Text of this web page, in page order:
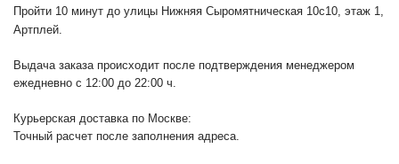
Пройти 10 минут до улицы Нижняя Сыромятническая 10с10, этаж 1,
Артплей.
Выдача заказа происходит после подтверждения менеджером
ежедневно с 12:00 до 22:00 ч.
Курьерская доставка по Москве:
Точный расчет после заполнения адреса.